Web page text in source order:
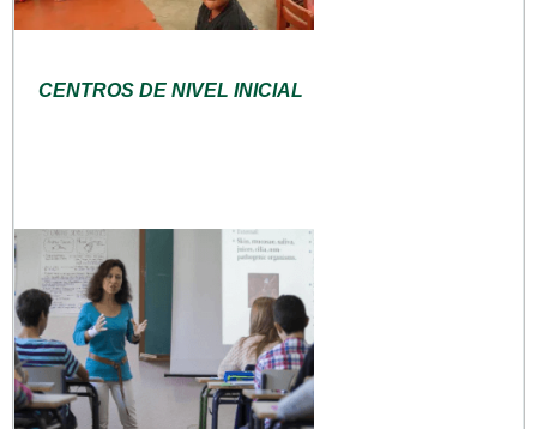
CENTROS DE NIVEL INICIAL